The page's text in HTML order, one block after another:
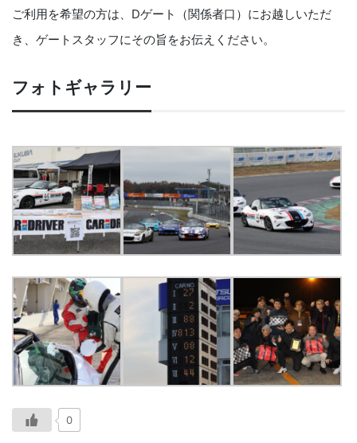
ご利用を希望の方は、Dゲート（関係者口）にお越しいただ
き、ゲートスタッフにその旨をお伝えください。
フォトギャラリー
0